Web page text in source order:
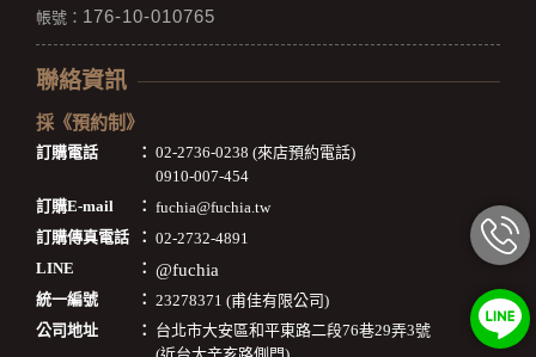
帳號： 176-10-010765
聯絡資訊
採《預約制》
訂購電話 ： 02-2736-0238 (來店預約電話)
0910-007-454
訂購E-mail
： fuchia@fuchia.tw
訂購傳真電話
： 02-2732-4891
LINE
： @fuchia
統一編號 ： 23278371 (甫佳有限公司)
公司地址
： 台北市大安區和平東路二段76巷29弄3號